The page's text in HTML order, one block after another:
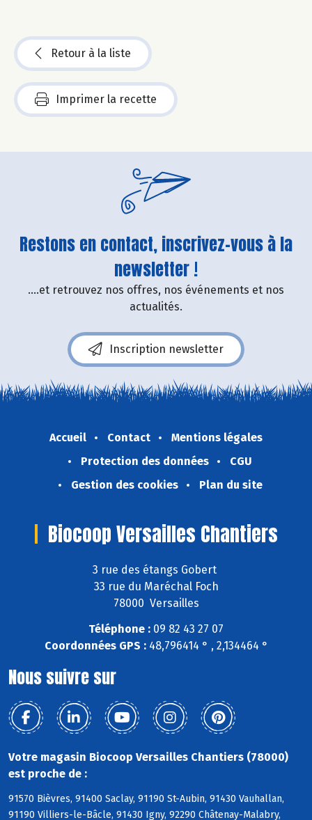
Retour à la liste
Imprimer la recette
Restons en contact, inscrivez-vous à la
newsletter !
....et retrouvez nos offres, nos événements et nos
actualités.
Inscription newsletter
Accueil Contact
Mentions légales
Protection des données
CGU
Gestion des cookies
Plan du site
Biocoop Versailles Chantiers
3 rue des étangs Gobert
33 rue du Maréchal Foch
78000 Versailles
Téléphone : 09 82 43 27 07
Coordonnées GPS :48,796414 ° , 2,134464 °
Nous suivre sur
Votre magasin Biocoop Versailles Chantiers (78000)
est proche de :
91570 Bièvres, 91400 Saclay, 91190 St-Aubin, 91430 Vauhallan,
91190 Villiers-le-Bâcle, 91430 Igny, 92290 Châtenay-Malabry,